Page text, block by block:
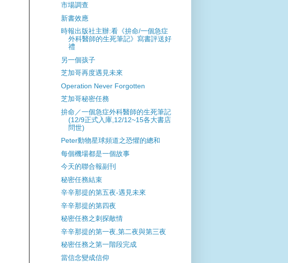
市場調查
新書效應
時報出版社主辦:看《拚命/一個急症
外科醫師的生死筆記》寫書評送好
禮
另一個孩子
芝加哥再度遇見未來
Operation Never Forgotten
芝加哥秘密任務
拚命／一個急症外科醫師的生死筆記
(12/9正式入庫,12/12~15各大書店
問世)
Peter動物星球頻道之恐懼的總和
每個機場都是一個故事
今天的聯合報副刊
秘密任務結束
辛辛那提的第五夜-遇見未來
辛辛那提的第四夜
秘密任務之刺探敵情
辛辛那提的第一夜,第二夜與第三夜
秘密任務之第一階段完成
當信念變成信仰